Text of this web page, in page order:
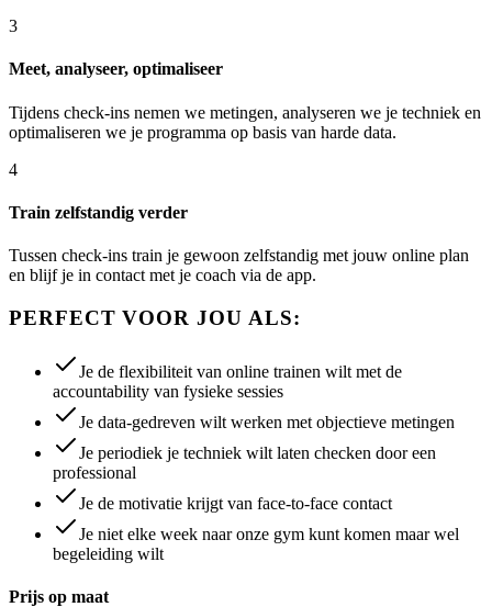
3
Meet, analyseer, optimaliseer
Tijdens check-ins nemen we metingen, analyseren we je techniek en
optimaliseren we je programma op basis van harde data.
4
Train zelfstandig verder
Tussen check-ins train je gewoon zelfstandig met jouw online plan
en blijf je in contact met je coach via de app.
PERFECT VOOR JOU ALS:
Je de flexibiliteit van online trainen wilt met de
accountability van fysieke sessies
Je data-gedreven wilt werken met objectieve metingen
Je periodiek je techniek wilt laten checken door een
professional
Je de motivatie krijgt van face-to-face contact
Je niet elke week naar onze gym kunt komen maar wel
begeleiding wilt
Prijs op maat